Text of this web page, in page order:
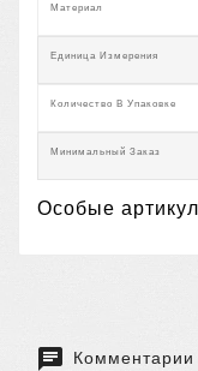
Материал
Единица Измерения
Количество В Упаковке
Минимальный Заказ
Особые